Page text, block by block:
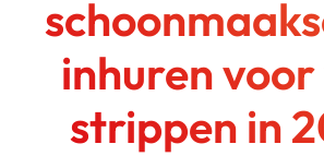
inhuren
strippen in